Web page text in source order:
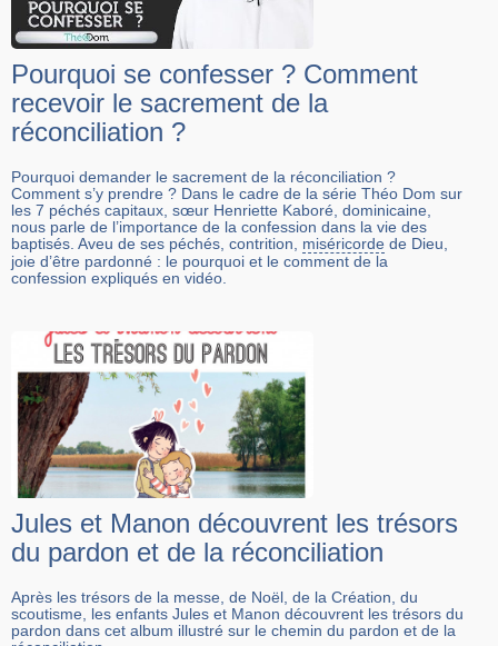
Pourquoi se confesser ? Comment
recevoir le sacrement de la
réconciliation ?
Pourquoi demander le sacrement de la réconciliation ?
Comment s’y prendre ? Dans le cadre de la série Théo Dom sur
les 7 péchés capitaux, sœur Henriette Kaboré, dominicaine,
nous parle de l’importance de la confession dans la vie des
baptisés. Aveu de ses péchés, contrition, miséricorde de Dieu,
joie d’être pardonné : le pourquoi et le comment de la
confession expliqués en vidéo.
Jules et Manon découvrent les trésors
du pardon et de la réconciliation
Après les trésors de la messe, de Noël, de la Création, du
scoutisme, les enfants Jules et Manon découvrent les trésors du
pardon dans cet album illustré sur le chemin du pardon et de la